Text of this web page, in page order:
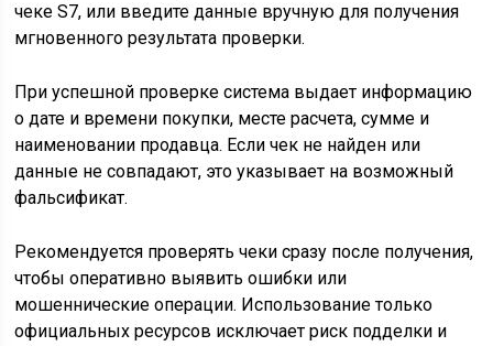
чеке S7, или введите данные вручную для получения
мгновенного результата проверки.
При успешной проверке система выдает информацию
о дате и времени покупки, месте расчета, сумме и
наименовании продавца. Если чек не найден или
данные не совпадают, это указывает на возможный
фальсификат.
Рекомендуется проверять чеки сразу после получения,
чтобы оперативно выявить ошибки или
мошеннические операции. Использование только
официальных ресурсов исключает риск подделки и